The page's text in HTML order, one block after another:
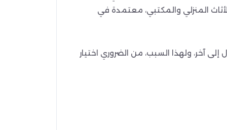
المنزلي والمكتبي، معتمدة في
آخر، ولهذا السبب، من الضروري اختيار